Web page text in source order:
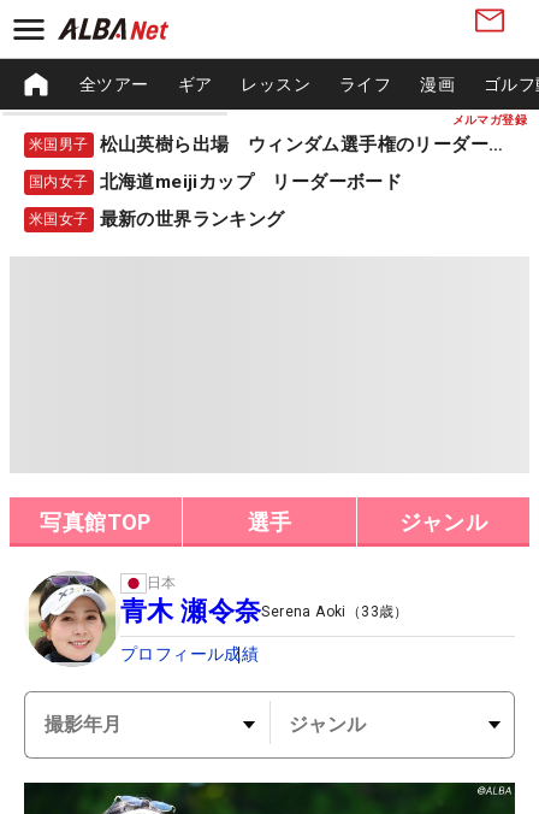
メルマガ登録
全ツアー ギア レッスン ライフ 漫画 ゴル
米国男子 松山英樹ら出場 ウィンダム選手権のリーダーボード
国内女子 北海道meijiカップ リーダーボード
米国女子 最新の世界ランキング
写真館TOP 選手 ジャンル
日本
青木 瀬令奈Serena Aoki （ 33歳）
プロフィール成績